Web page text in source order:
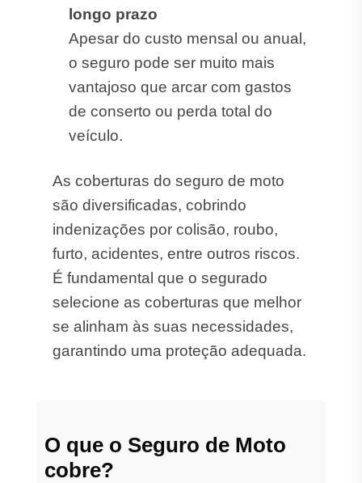
longo prazo
Apesar do custo mensal ou anual,
o seguro pode ser muito mais
vantajoso que arcar com gastos
de conserto ou perda total do
veículo.
As coberturas do seguro de moto
são diversificadas, cobrindo
indenizações por colisão, roubo,
furto, acidentes, entre outros riscos.
É fundamental que o segurado
selecione as coberturas que melhor
se alinham às suas necessidades,
garantindo uma proteção adequada.
O que o Seguro de Moto
cobre?